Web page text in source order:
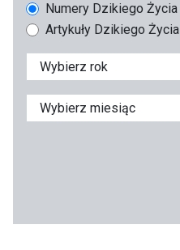
Numery Dzikiego Życia
Artykuły Dzikiego Życia